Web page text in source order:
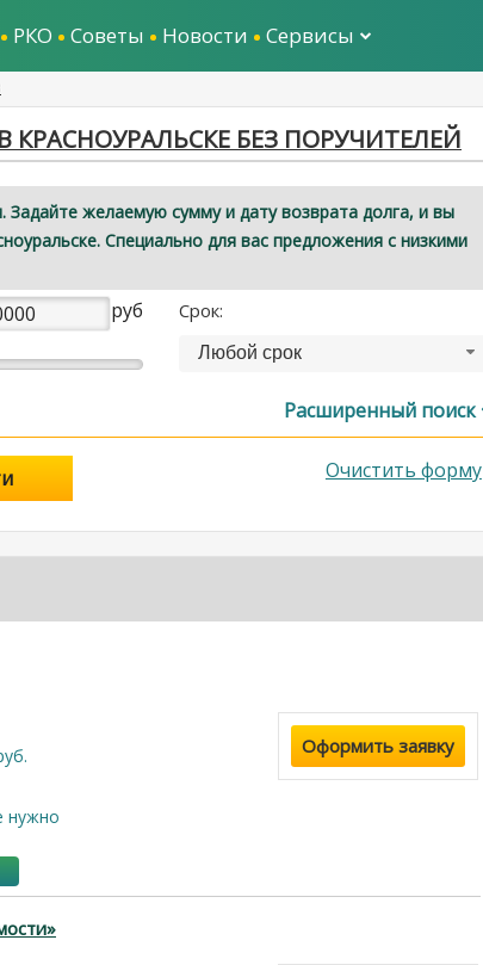
РКО Советы Новости Сервисы
БЕЗ ПОРУЧИТЕЛЕЙ
желаемую сумму и дату возврата долга, и вы
Специально для вас предложения с низкими
руб Срок:
Любой срок
Расширенный поиск
Очистить форму
нужно
Оформить заявку